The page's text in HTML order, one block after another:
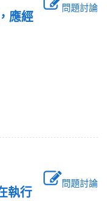
問題討論
應經
問題討論
執行